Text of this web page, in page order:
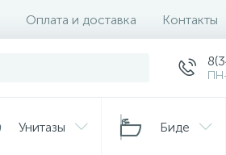
Оплата и доставка Контакты
Унитазы Биде